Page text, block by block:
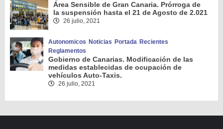
Área Sensible de Gran Canaria. Prórroga de
la suspensión hasta el 21 de Agosto de 2.021
26 julio, 2021
Autonomicos Noticias Portada Recientes
Reglamentos
Gobierno de Canarias. Modificación de las
medidas establecidas de ocupación de
vehículos Auto-Taxis.
26 julio, 2021